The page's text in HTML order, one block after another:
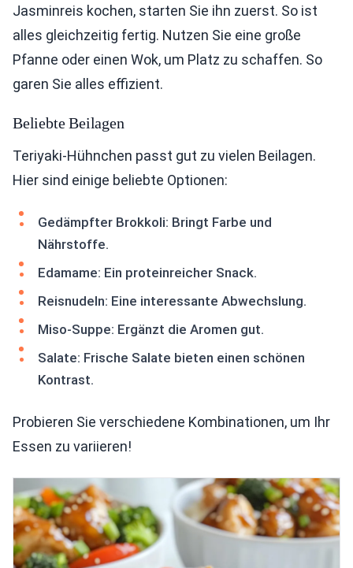
Jasminreis kochen, starten Sie ihn zuerst. So ist
alles gleichzeitig fertig. Nutzen Sie eine große
Pfanne oder einen Wok, um Platz zu schaffen. So
garen Sie alles effizient.
Beliebte Beilagen
Teriyaki-Hühnchen passt gut zu vielen Beilagen.
Hier sind einige beliebte Optionen:
Gedämpfter Brokkoli: Bringt Farbe und
Nährstoffe.
Edamame: Ein proteinreicher Snack.
Reisnudeln: Eine interessante Abwechslung.
Miso-Suppe: Ergänzt die Aromen gut.
Salate: Frische Salate bieten einen schönen
Kontrast.
Probieren Sie verschiedene Kombinationen, um Ihr
Essen zu variieren!